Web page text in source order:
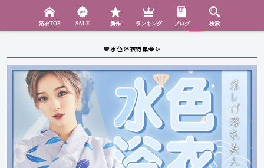
浴衣TOP SALE 新作 ランキング ブログ 検索
💙水色浴衣特集💎✨